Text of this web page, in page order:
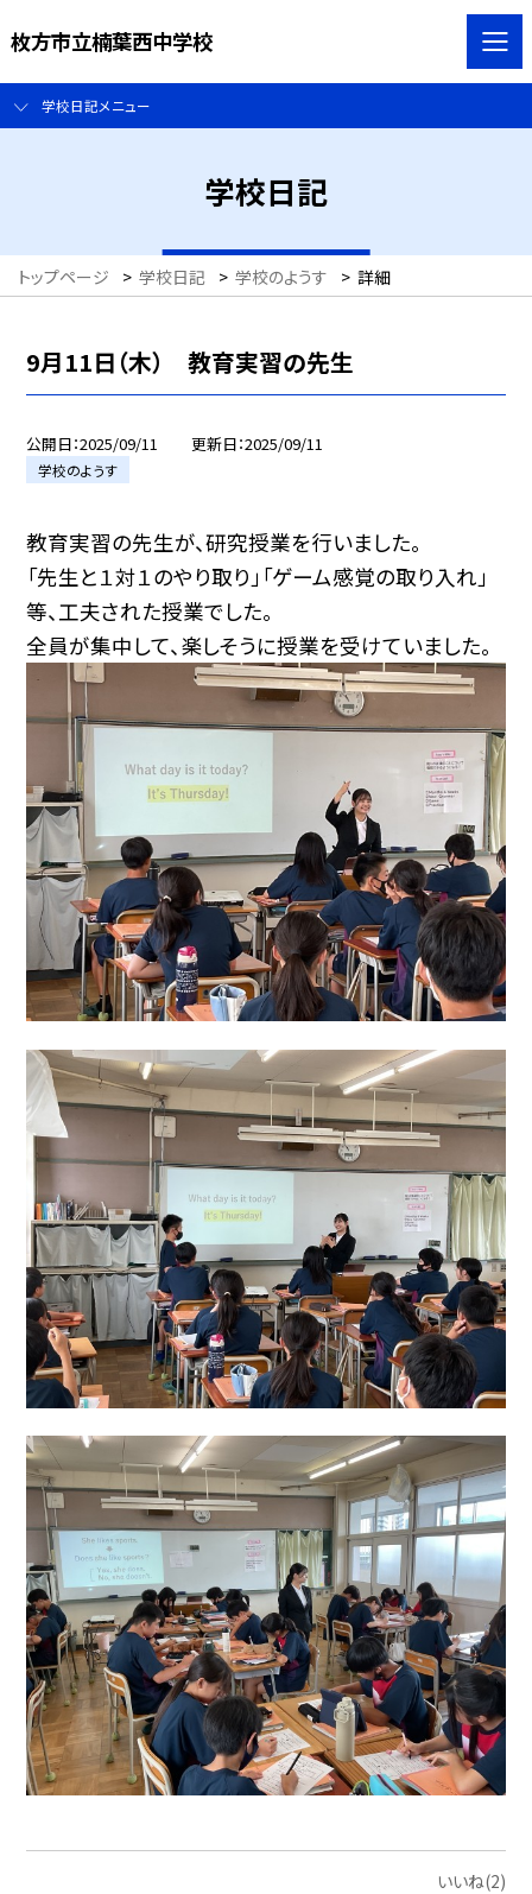
枚方市立楠葉西中学校
学校日記メニュー
学校日記
トップページ > 学校日記 > 学校のようす > 詳細
9月11日（木） 教育実習の先生
公開日 2025/09/11 更新日 2025/09/11
学校のようす
教育実習の先生が、研究授業を行いました。
「先生と１対１のやり取り」「ゲーム感覚の取り入れ」
等、工夫された授業でした。
全員が集中して、楽しそうに授業を受けていました。
いいね(2)